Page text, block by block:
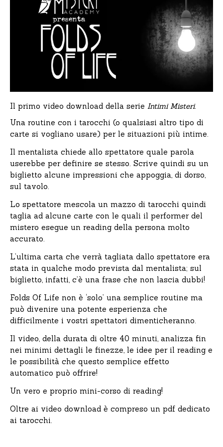
Il primo video download della serie Intimi Misteri.
Una routine con i tarocchi (o qualsiasi altro tipo di
carte si vogliano usare) per le situazioni più intime.
Il mentalista chiede allo spettatore quale parola
userebbe per definire se stesso. Scrive quindi su un
biglietto alcune impressioni che appoggia, di dorso,
sul tavolo.
Lo spettatore mescola un mazzo di tarocchi quindi
taglia ad alcune carte con le quali il performer del
mistero esegue un reading della persona molto
accurato.
L’ultima carta che verrà tagliata dallo spettatore era
stata in qualche modo prevista dal mentalista; sul
biglietto, infatti, c’è una frase che non lascia dubbi!
Folds Of Life non è ‘solo’ una semplice routine ma
può divenire una potente esperienza che
difficilmente i vostri spettatori dimenticheranno.
Il video, della durata di oltre 40 minuti, analizza fin
nei minimi dettagli le finezze, le idee per il reading e
le possibilità che questo semplice effetto
automatico può offrire!
Un vero e proprio mini-corso di reading!
Oltre ai video download è compreso un pdf dedicato
ai tarocchi.